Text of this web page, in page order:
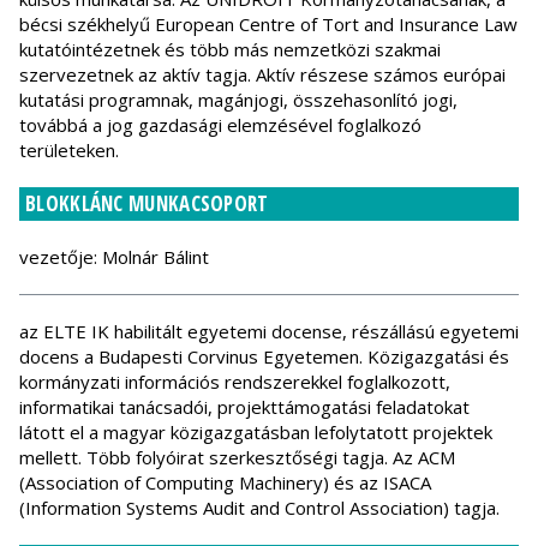
bécsi székhelyű European Centre of Tort and Insurance Law
kutatóintézetnek és több más nemzetközi szakmai
szervezetnek az aktív tagja. Aktív részese számos európai
kutatási programnak, magánjogi, összehasonlító jogi,
továbbá a jog gazdasági elemzésével foglalkozó
területeken.
BLOKKLÁNC MUNKACSOPORT
vezetője: Molnár Bálint
az ELTE IK habilitált egyetemi docense, részállású egyetemi
docens a Budapesti Corvinus Egyetemen. Közigazgatási és
kormányzati információs rendszerekkel foglalkozott,
informatikai tanácsadói, projekttámogatási feladatokat
látott el a magyar közigazgatásban lefolytatott projektek
mellett. Több folyóirat szerkesztőségi tagja. Az ACM
(Association of Computing Machinery) és az ISACA
(Information Systems Audit and Control Association) tagja.